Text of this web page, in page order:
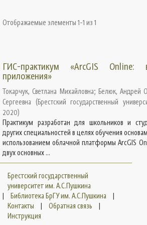
Отображаемые элементы 1-1 из 1
ГИС-практикум «ArcGIS
приложения»
Токарчук, Светлана Михайловна; Белюк, Андрей
Сергеевна
(Брестский государственный
2020)
Практикум разработан для школьников и
других специальностей в целях обучения
использованием облачной платформы ArcGIS
двух основных ...
Брестский государственный
университет им. А.С.Пушкина
|
Библиотека БрГУ им. А.С.Пушкина
|
Контакты
| Обратная связь
|
Инструкция